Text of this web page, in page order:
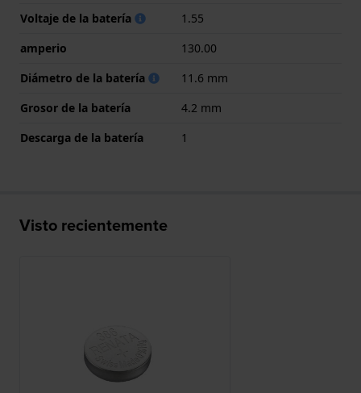
Voltaje de la batería
1.55
amperio
130.00
Diámetro de la batería
11.6 mm
Grosor de la batería
4.2 mm
Descarga de la batería
1
Visto recientemente